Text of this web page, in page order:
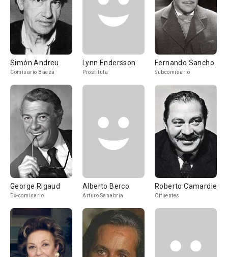
Simón Andreu
Comisario Baeza
Lynn Endersson
Prostituta
Fernando Sancho
Subcomisario
George Rigaud
Ex-comisario
Alberto Berco
Arturo Sanabria
Roberto Camardiel
Cifuentes